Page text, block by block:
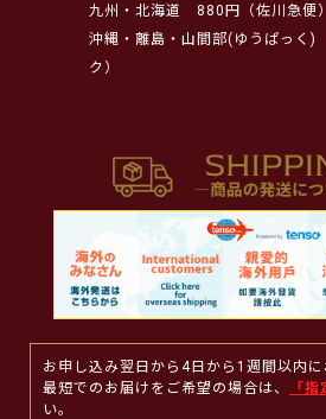
九州・北海道
880円（佐川急便）
沖縄・離島・山間部(ゆうぱっく)
ク）
お申し込み翌日から4日から1週間以内に
最短でのお届けをご希望の場合は、
「指
い。